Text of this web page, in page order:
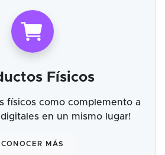
Físicos
físicos como complemento a
en un mismo lugar!
CONOCER MÁS